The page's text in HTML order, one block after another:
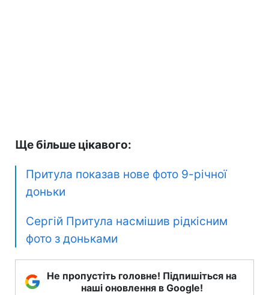
Ще більше цікавого:
Притула показав нове фото 9-річної
доньки
Сергій Притула насмішив рідкісним
фото з доньками
Не пропустіть головне! Підпишіться на
наші оновлення в Google!